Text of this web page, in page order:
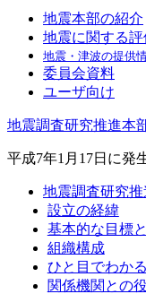
地震本部の紹介
地震に関する評
地震・津波の提供
委員会資料
ユーザ向け
地震調査研究推進本
平成7年1月17日に発
地震調査研究推
設立の経緯
基本的な目標
組織構成
ひと目でわか
関係機関との